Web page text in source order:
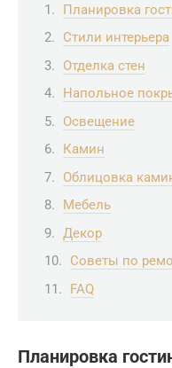
Планировка
Стили интерьера
Отделка стен
Напольное
Освещение
Камин
Облицовка
Мебель
Декор
Советы по
FAQ
Планировка